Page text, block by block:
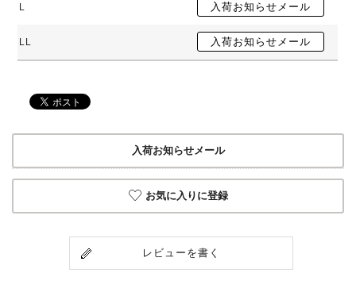
L
LL
入荷お知らせメール
お気に入りに登録
レビューを書く